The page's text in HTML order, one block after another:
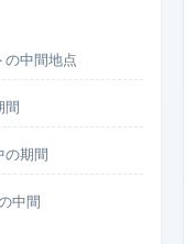
の中間地点
間
の期間
中間